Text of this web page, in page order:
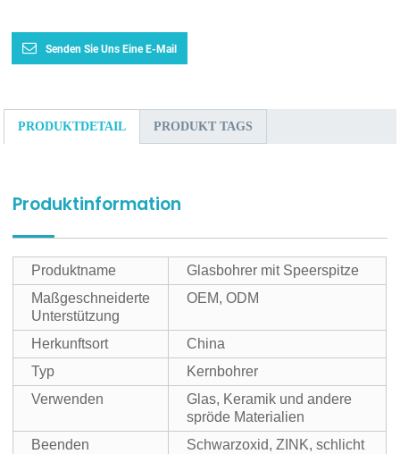
Senden Sie Uns Eine E-Mail
PRODUKTDETAIL PRODUKT TAGS
Produktinformation
Produktname
Glasbohrer mit Speerspitze
Maßgeschneiderte
Unterstützung
OEM, ODM
Herkunftsort
China
Typ
Kernbohrer
Verwenden
Glas, Keramik und andere
spröde Materialien
Beenden
Schwarzoxid, ZINK, schlicht